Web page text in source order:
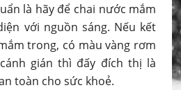
là hãy để chai nước mắm
với nguồn sáng. Nếu kết
trong, có màu vàng rơm
gián thì đấy đích thị là
toàn cho sức khoẻ.